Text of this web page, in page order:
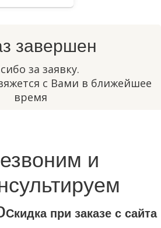
завершен
за заявку.
с Вами в ближейшее
время
и
Cкидка при заказе с сайта